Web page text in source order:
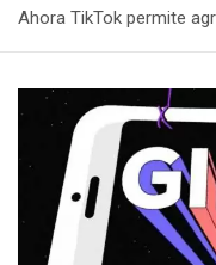
Ahora TikTok permite